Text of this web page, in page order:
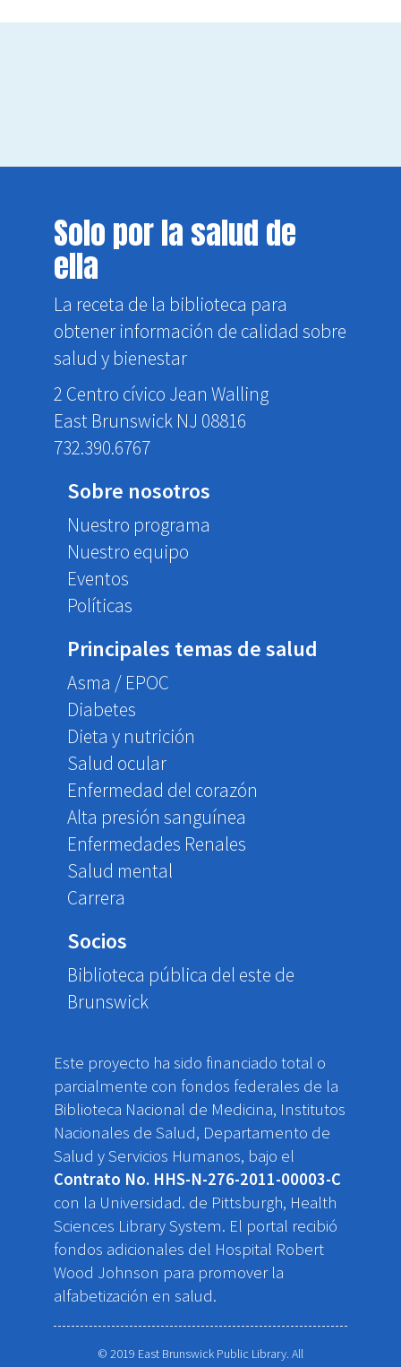
Solo por la salud de
ella
La receta de la biblioteca para
obtener información de calidad sobre
salud y bienestar
2 Centro cívico Jean Walling
East Brunswick NJ 08816
732.390.6767
Sobre nosotros
Nuestro programa
Nuestro equipo
Eventos
Políticas
Principales temas de salud
Asma / EPOC
Diabetes
Dieta y nutrición
Salud ocular
Enfermedad del corazón
Alta presión sanguínea
Enfermedades Renales
Salud mental
Carrera
Socios
Biblioteca pública del este de
Brunswick
Este proyecto ha sido financiado total o
parcialmente con fondos federales de la
Biblioteca Nacional de Medicina, Institutos
Nacionales de Salud, Departamento de
Salud y Servicios Humanos, bajo el
Contrato No. HHS-N-276-2011-00003-C
con la Universidad. de Pittsburgh, Health
Sciences Library System. El portal recibió
fondos adicionales del Hospital Robert
Wood Johnson para promover la
alfabetización en salud.
© 2019 East Brunswick Public Library. All